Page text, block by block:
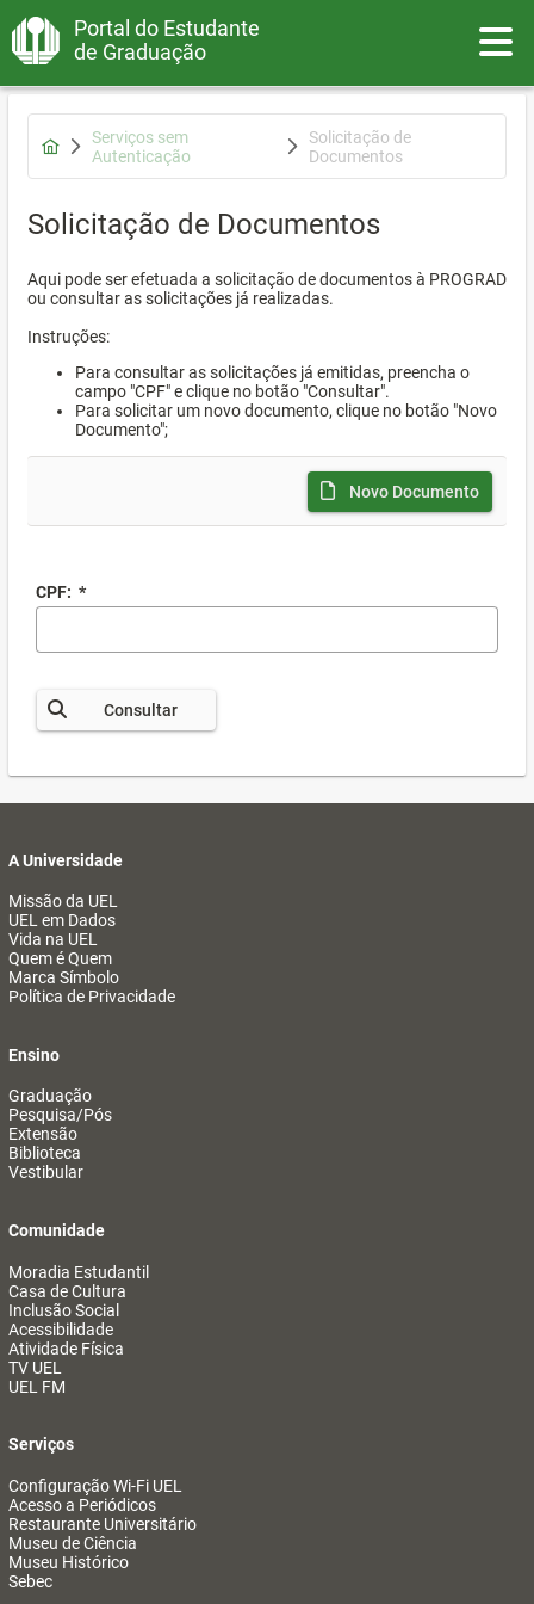
Portal do Estudante
de Graduação
Serviços sem
Autenticação
Solicitação de
Documentos
Solicitação de Documentos
Aqui pode ser efetuada a solicitação de documentos à PROGRAD
ou consultar as solicitações já realizadas.
Instruções:
Para consultar as solicitações já emitidas, preencha o
campo "CPF" e clique no botão "Consultar".
Para solicitar um novo documento, clique no botão "Novo
Documento";
Novo Documento
CPF: *
Consultar
A Universidade
Missão da UEL
UEL em Dados
Vida na UEL
Quem é Quem
Marca Símbolo
Política de Privacidade
Ensino
Graduação
Pesquisa/Pós
Extensão
Biblioteca
Vestibular
Comunidade
Moradia Estudantil
Casa de Cultura
Inclusão Social
Acessibilidade
Atividade Física
TV UEL
UEL FM
Serviços
Configuração Wi-Fi UEL
Acesso a Periódicos
Restaurante Universitário
Museu de Ciência
Museu Histórico
Sebec